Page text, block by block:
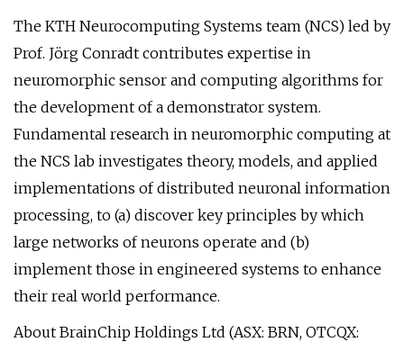
The KTH Neurocomputing Systems team (NCS) led by
Prof. Jörg Conradt contributes expertise in
neuromorphic sensor and computing algorithms for
the development of a demonstrator system.
Fundamental research in neuromorphic computing at
the NCS lab investigates theory, models, and applied
implementations of distributed neuronal information
processing, to (a) discover key principles by which
large networks of neurons operate and (b)
implement those in engineered systems to enhance
their real world performance.
About BrainChip Holdings Ltd (ASX: BRN, OTCQX: